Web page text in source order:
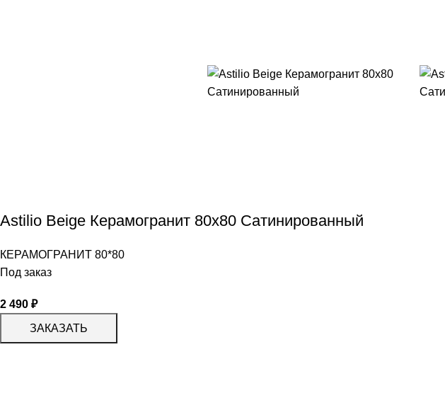
Astilio Beige Керамогранит 80х80 Сатинированный
КЕРАМОГРАНИТ 80*80
Под заказ
2 490 ₽
ЗАКАЗАТЬ